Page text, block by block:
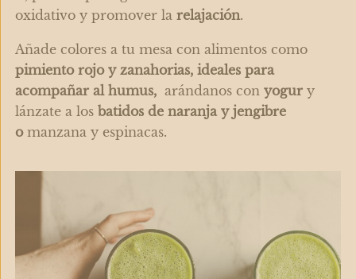
oxidativo y promover la relajación.
Añade colores a tu mesa con alimentos como
pimiento rojo y zanahorias, ideales para
acompañar al humus, arándanos con yogury
lánzate a los batidos de naranja y jengibre
omanzana y espinacas.